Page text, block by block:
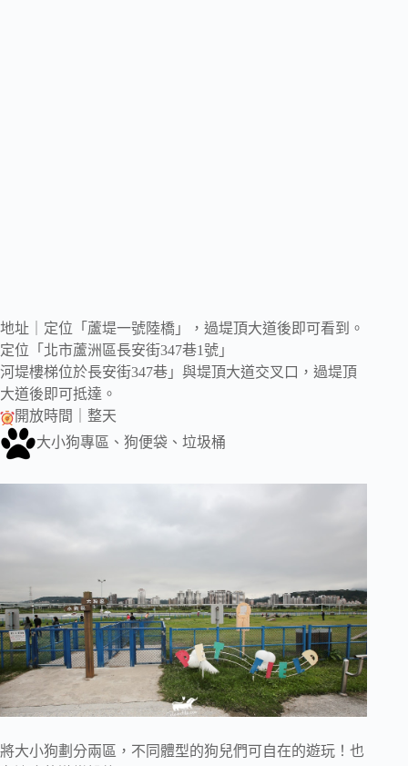
地址｜定位「蘆堤一號陸橋」，過堤頂大道後即可看到。
定位「北市蘆洲區長安街347巷1號」
河堤樓梯位於長安街347巷」與堤頂大道交叉口，過堤頂
大道後即可抵達。
開放時間｜整天
大小狗專區、狗便袋、垃圾桶
將大小狗劃分兩區，不同體型的狗兒們可自在的遊玩！也